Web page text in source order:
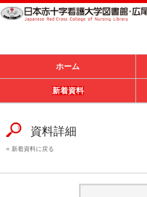
ホーム
新着資料
資料詳細
新着資料に戻る